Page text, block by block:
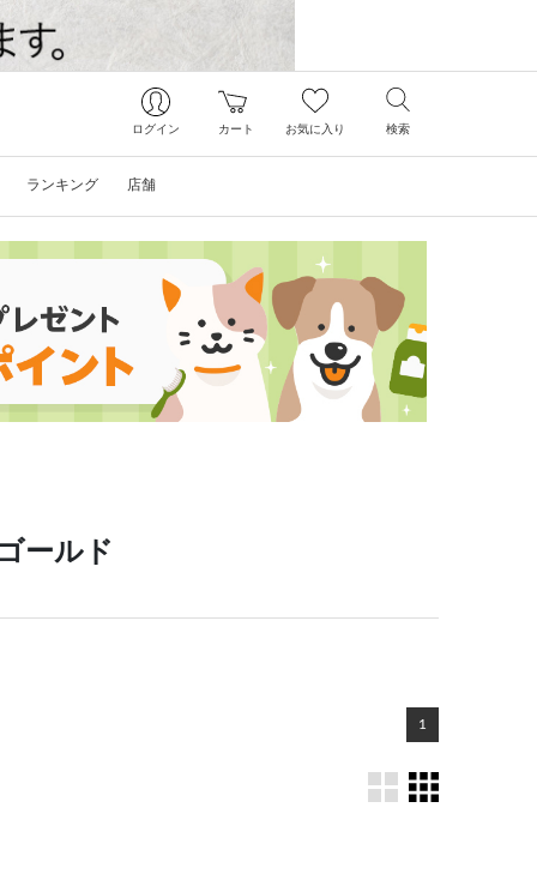
ログイン カート お気に入り 検索
ランキング 店舗
ールド
1